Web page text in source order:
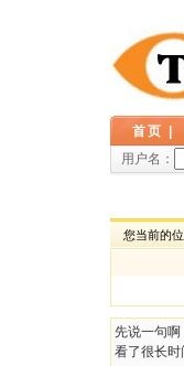
首页
用户名：
您当前的位
先说一句
看了很长